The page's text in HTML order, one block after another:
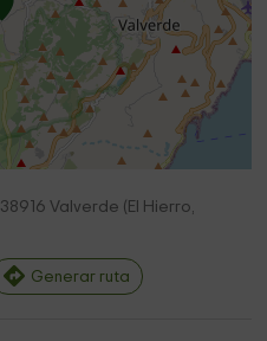
38916 Valverde ( El Hierro,
Generar ruta